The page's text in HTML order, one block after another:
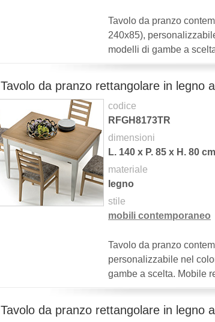
Tavolo da pranzo
240x85),
modelli di gambe a
Tavolo da pranzo rettangolare in legno
codice
RFGH8173TR
dimensioni
L. 140 x P. 85 x H. 80
materiale
legno
stile
mobili contemporaneo
Tavolo da pranzo
personalizzabile nel
gambe a scelta. Mobile
Tavolo da pranzo rettangolare in legno